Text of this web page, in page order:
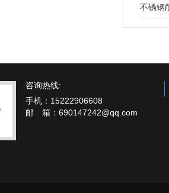
不锈钢
咨询热线:
手机：15222906608
邮 箱：690147242@qq.com